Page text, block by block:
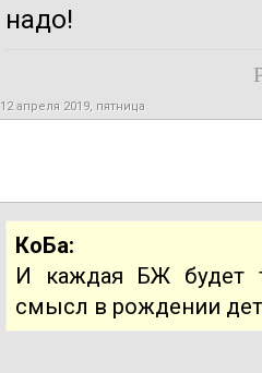
надо!
12 апреля 2019, пятница
КоБа:
И каждая БЖ будет
смысл в рождении